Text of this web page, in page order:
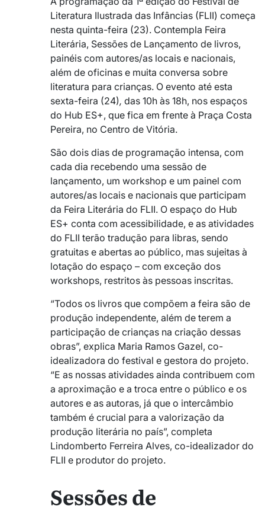
Literatura Ilustrada das Infâncias (FLII) começa
nesta quinta-feira (23). Contempla Feira
Literária, Sessões de Lançamento de livros,
painéis com autores/as locais e nacionais,
além de oficinas e muita conversa sobre
literatura para crianças. O evento até esta
sexta-feira (24), das 10h às 18h, nos espaços
do Hub ES+, que fica em frente à Praça Costa
Pereira, no Centro de Vitória.
São dois dias de programação intensa, com
cada dia recebendo uma sessão de
lançamento, um workshop e um painel com
autores/as locais e nacionais que participam
da Feira Literária do FLII. O espaço do Hub
ES+ conta com acessibilidade, e as atividades
do FLII terão tradução para libras, sendo
gratuitas e abertas ao público, mas sujeitas à
lotação do espaço – com exceção dos
workshops, restritos às pessoas inscritas.
“Todos os livros que compõem a feira são de
produção independente, além de terem a
participação de crianças na criação dessas
obras”, explica Maria Ramos Gazel, co-
idealizadora do festival e gestora do projeto.
“E as nossas atividades ainda contribuem com
a aproximação e a troca entre o público e os
autores e as autoras, já que o intercâmbio
também é crucial para a valorização da
produção literária no país”, completa
Lindomberto Ferreira Alves, co-idealizador do
FLII e produtor do projeto.
Sessões de